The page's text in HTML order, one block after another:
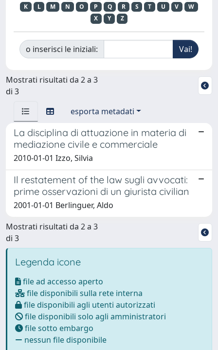
K
L M N O P Q R S T U V
W
X
Y Z
o inserisci le iniziali:
Mostrati risultati da 2 a 3
di 3
esporta metadati
La disciplina di attuazione in materia di
mediazione civile e commerciale
2010-01-01 Izzo, Silvia
Il restatement of the law sugli avvocati:
prime osservazioni di un giurista civilian
2001-01-01 Berlinguer, Aldo
Mostrati risultati da 2 a 3
di 3
Legenda icone
file ad accesso aperto
file disponibili sulla rete interna
file disponibili agli utenti autorizzati
file disponibili solo agli amministratori
file sotto embargo
nessun file disponibile